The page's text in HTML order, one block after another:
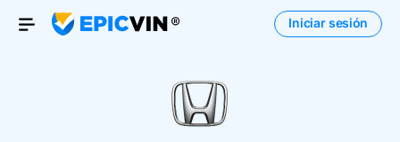
Open Menu
Iniciar sesión